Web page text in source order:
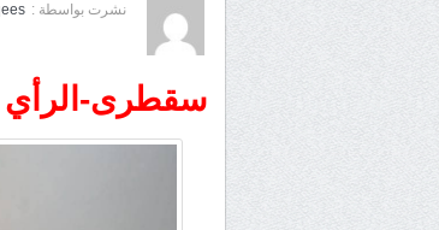
نشرت بواسطة :
سقطرى-